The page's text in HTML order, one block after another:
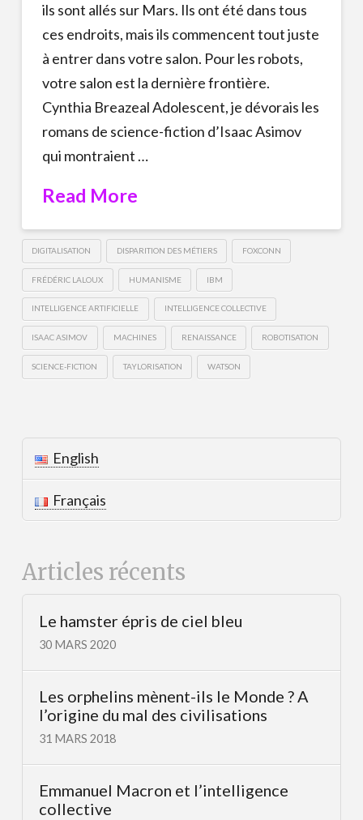
ils sont allés sur Mars. Ils ont été dans tous
ces endroits, mais ils commencent tout juste
à entrer dans votre salon. Pour les robots,
votre salon est la dernière frontière.
Cynthia Breazeal Adolescent, je dévorais les
romans de science-fiction d’Isaac Asimov
qui montraient …
Read More
DIGITALISATION DISPARITION DES MÉTIERS FOXCONN
FRÉDÉRIC LALOUX HUMANISME IBM
INTELLIGENCE ARTIFICIELLE INTELLIGENCE COLLECTIVE
ISAAC ASIMOV MACHINES RENAISSANCE ROBOTISATION
SCIENCE-FICTION TAYLORISATION WATSON
English
Français
Articles récents
Le hamster épris de ciel bleu
30 MARS 2020
Les orphelins mènent-ils le Monde ? A
l’origine du mal des civilisations
31 MARS 2018
Emmanuel Macron et l’intelligence
collective